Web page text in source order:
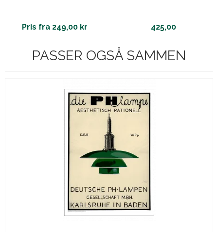
Pris fra 249,00 kr 425,00
PASSER OGSÅ SAMMEN